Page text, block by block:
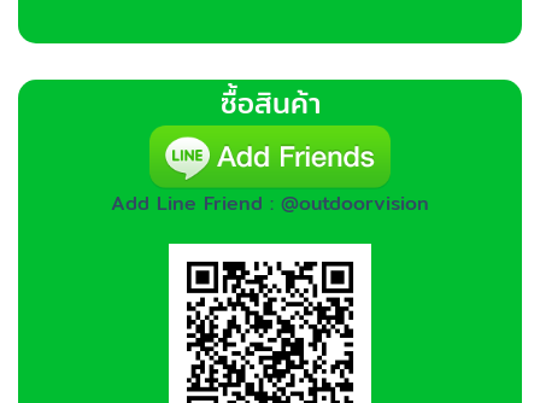
ซื้อสินค้า
Add Line Friend : @outdoorvision